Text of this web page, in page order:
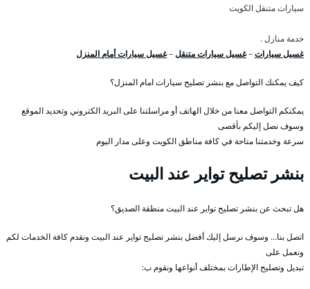
سيارات متنقل الكويت
خدمة منازل .
غسيل سيارات–غسيل سيارات متنقل–غسيل سيارات أمام المنزل
كيف يمكنك التواصل مع بنشر تصليح سيارات امام المنزل؟
يمكنكم التواصل معنا من خلال الهاتف أو مراسلتنا على البريد الكتروني وتحديد الموقع
وسوف نصل إليكم بأقصى
سرعة وخدمتنا متاحة في كافة مناطق الكويت وعلى مدار اليوم
بنشر تصليح تواير عند البيت
هل تبحث عن بنشر تصليح تواير عند البيت منطقة الصديق؟
اتصل بنا… وسوف نرسل إليك أفضل بنشر تصليح تواير عند البيت ونقدم كافة الخدمات لكم
ونعمل على
تبديل وتصليح الإطارات بمختلف أنواعها ونقوم ب: